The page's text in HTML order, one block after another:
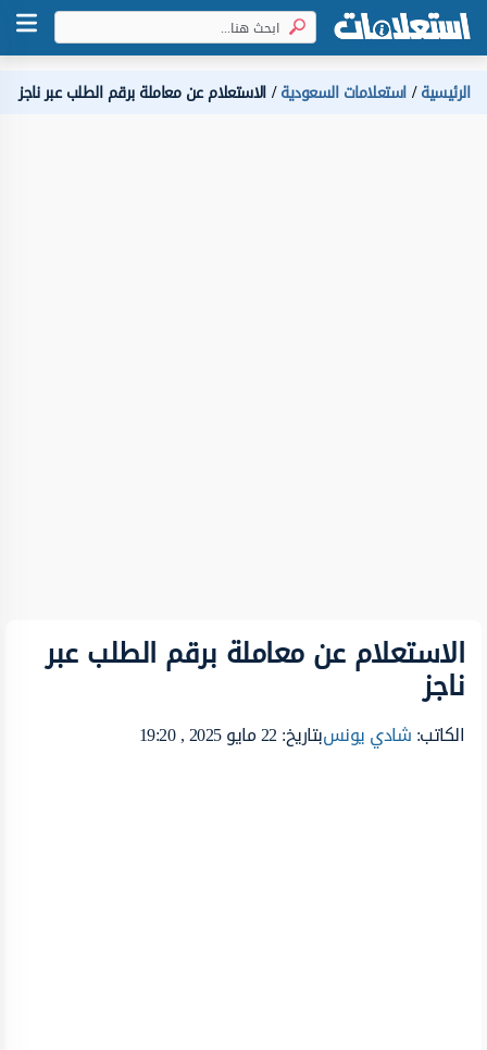
الرئيسية استعلامات السعودية الاستعلام عن معاملة برقم الطلب عبر ناجز
الاستعلام عن معاملة برقم الطلب عبر
ناجز
الكاتب:شادي يونسبتاريخ: 22 مايو 2025 , 19:20